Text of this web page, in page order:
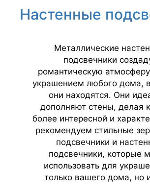
Настенные
Металлические
подсвечники
романтическую
украшением любого дома,
они находятся. Они
дополняют стены, делая
более интересной и
рекомендуем стильные
подсвечники и
подсвечники, которые
использовать для
только вашего дома, но